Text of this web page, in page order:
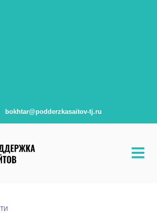
bokhtar@podderzkasaitov-tj.ru